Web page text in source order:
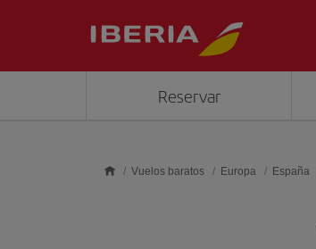
Reservar
Vuelos baratos Europa España